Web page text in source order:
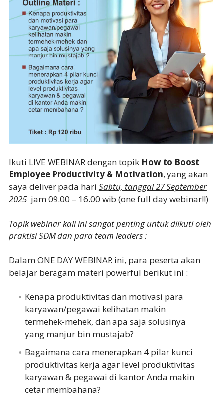
Ikuti LIVE WEBINAR dengan topik How to Boost
Employee Productivity & Motivation, yang akan
saya deliver pada hari Sabtu, tanggal 27 September
2025 jam 09.00 – 16.00 wib (one full day webinar!!)
Topik webinar kali ini sangat penting untuk diikuti oleh
praktisi SDM dan para team leaders :
Dalam ONE DAY WEBINAR ini, para peserta akan
belajar beragam materi powerful berikut ini :
Kenapa produktivitas dan motivasi para
karyawan/pegawai kelihatan makin
termehek-mehek, dan apa saja solusinya
yang manjur bin mustajab?
Bagaimana cara menerapkan 4 pilar kunci
produktivitas kerja agar level produktivitas
karyawan & pegawai di kantor Anda makin
cetar membahana?